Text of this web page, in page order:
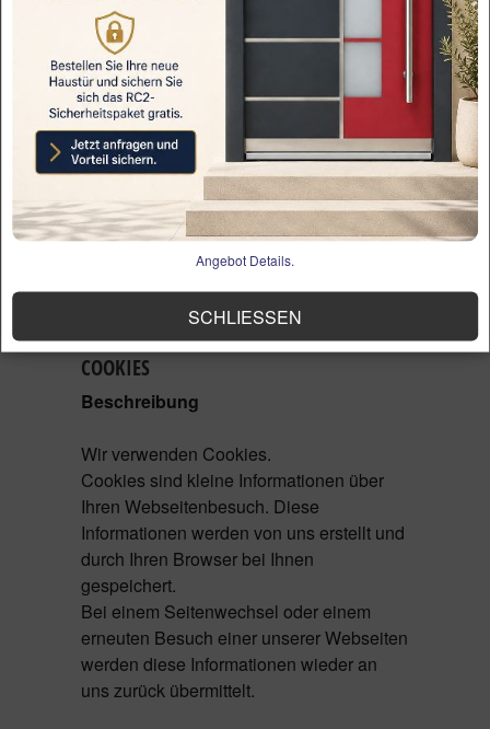
Die erhobenen Daten werden nach
sieben Tagen gelöscht.
Eine darüberhinausgehende Speicherung
ist möglich. In diesem Fall werden die IP-
Adressen der Nutzer gelöscht oder
verfremdet, sodass eine Zuordnung des
aufrufenden Clients nicht mehr möglich
Daten, deren weitere Aufbewahrung zu
Beweiszwecken (z.B. zur Aufklärung von
Straftaten) erforderlich sind, sind bis zur
endgültigen Klärung des jeweiligen
Vorfalls von der Löschung ausgenommen.
COOKIES
Beschreibung
Wir verwenden Cookies.
Cookies sind kleine Informationen über
Ihren Webseitenbesuch. Diese
Informationen werden von uns erstellt und
durch Ihren Browser bei Ihnen
gespeichert.
Bei einem Seitenwechsel oder einem
erneuten Besuch einer unserer Webseiten
werden diese Informationen wieder an
uns zurück übermittelt.
Angebot Details.
SCHLIESSEN